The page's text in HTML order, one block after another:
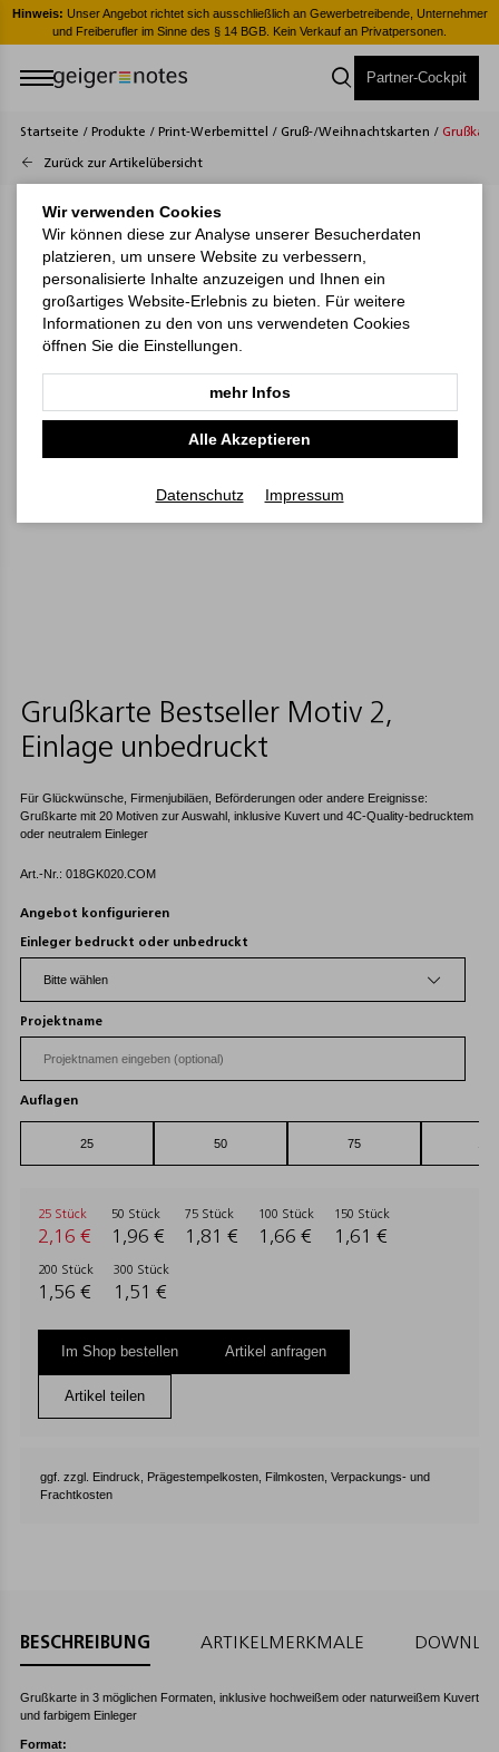
Hinweis: Unser Angebot richtet sich ausschließlich an Gewerbetreibende, Unternehmer
und Freiberufler im Sinne des § 14 BGB. Kein Verkauf an Privatpersonen.
Partner-Cockpit
Startseite / Produkte / Print-Werbemittel / Gruß-/Weihnachtskarten /
Zurück zur Artikelübersicht
Grußkarte Bestseller Motiv 2,
Einlage unbedruckt
Für Glückwünsche, Firmenjubiläen, Beförderungen oder andere Ereignisse:
Grußkarte mit 20 Motiven zur Auswahl, inklusive Kuvert und 4C-Quality-bedrucktem
oder neutralem Einleger
Art.-Nr.: 018GK020.COM
Angebot konfigurieren
Einleger bedruckt oder unbedruckt
Projektname
Auflagen
25 Stück
2,16 €
50 Stück
1,96 €
75 Stück
1,81 €
100 Stück
1,66 €
150 Stück
1,61 €
200 Stück
1,56 €
300 Stück
1,51 €
Im Shop bestellen Artikel anfragen
Artikel teilen
ggf. zzgl. Eindruck, Prägestempelkosten, Filmkosten, Verpackungs- und
Frachtkosten
BESCHREIBUNG ARTIKELMERKMALE
Grußkarte in 3 möglichen Formaten, inklusive hochweißem oder naturweißem Kuvert
und farbigem Einleger
Format:
Wir verwenden Cookies
Wir können diese zur Analyse unserer Besucherdaten
platzieren, um unsere Website zu verbessern,
personalisierte Inhalte anzuzeigen und Ihnen ein
großartiges Website-Erlebnis zu bieten. Für weitere
Informationen zu den von uns verwendeten Cookies
öffnen Sie die Einstellungen.
mehr Infos
Alle Akzeptieren
Datenschutz Impressum